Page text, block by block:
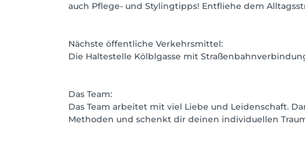
auch Pflege- und Stylingtipps! Entfliehe dem
Nächste öffentliche Verkehrsmittel:
Die Haltestelle Kölblgasse mit
Das Team:
Das Team arbeitet mit viel Liebe und Leidenschaft.
Methoden und schenkt dir deinen individuellen